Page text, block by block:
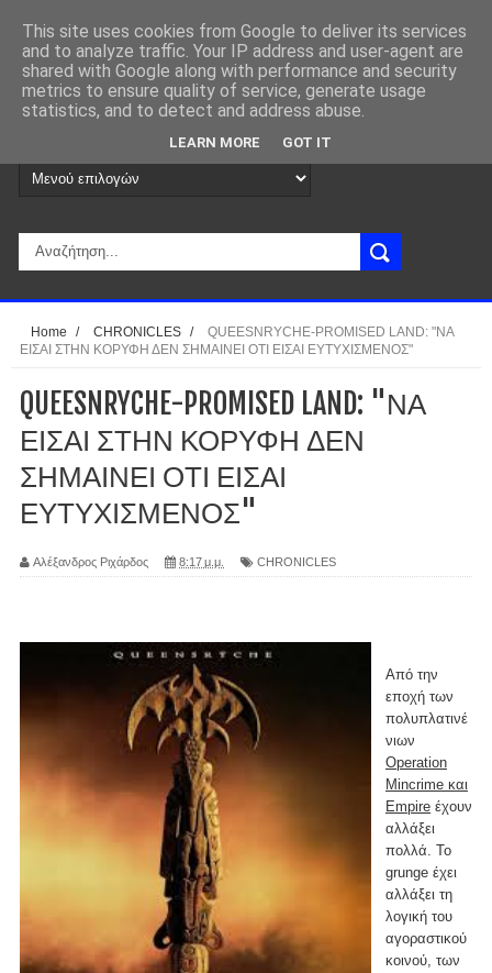
Home / CHRONICLES /
QUEESNRYCHE-PROMISED LAND: "ΝΑ
ΕΙΣΑΙ ΣΤΗΝ ΚΟΡΥΦΗ ΔΕΝ ΣΗΜΑΙΝΕΙ ΟΤΙ ΕΙΣΑΙ ΕΥΤΥΧΙΣΜΕΝΟΣ"
QUEESNRYCHE-PROMISED LAND: "ΝΑ
ΕΙΣΑΙ ΣΤΗΝ ΚΟΡΥΦΗ ΔΕΝ
ΣΗΜΑΙΝΕΙ ΟΤΙ ΕΙΣΑΙ
ΕΥΤΥΧΙΣΜΕΝΟΣ"
Αλέξανδρος Ριχάρδος 8:17 μ.μ. CHRONICLES
Από την
εποχή των
πολυπλατινέ
νιων
Operation
Mincrime και
Empire έχουν
αλλάξει
πολλά. Το
grunge έχει
αλλάξει τη
λογική του
αγοραστικού
κοινού, των
This site uses cookies from Google to deliver its services
and to analyze traffic. Your IP address and user-agent are
shared with Google along with performance and security
metrics to ensure quality of service, generate usage
statistics, and to detect and address abuse.
LEARN MORE GOT IT